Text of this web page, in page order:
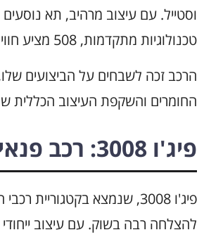
וסטייל. עם עיצוב מרהיב, תא נוסעים
טכנולוגיות מתקדמות, 508 מציע חווית נהיגה ייחודית.
הרכב זכה לשבחים על הביצועים
החומרים והשקפת העיצוב הכללית
פיג'ו 3008: רכב פנאי מצליח
פיג'ו 3008, שנמצא בקטגוריית
להצלחה רבה בשוק. עם עיצוב